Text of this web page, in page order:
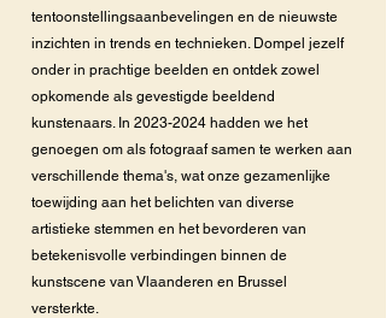
tentoonstellingsaanbevelingen en de nieuwste
inzichten in trends en technieken. Dompel jezelf
onder in prachtige beelden en ontdek zowel
opkomende als gevestigde beeldend
kunstenaars. In 2023-2024 hadden we het
genoegen om als fotograaf samen te werken aan
verschillende thema's, wat onze gezamenlijke
toewijding aan het belichten van diverse
artistieke stemmen en het bevorderen van
betekenisvolle verbindingen binnen de
kunstscene van Vlaanderen en Brussel
versterkte.